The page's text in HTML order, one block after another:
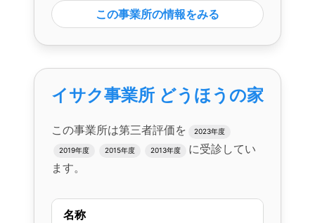
この事業所の情報をみる
イサク事業所 どうほうの家
この事業所は第三者評価を 2023年度
2019年度 2015年度 2013年度
に受診してい
ます。
名称